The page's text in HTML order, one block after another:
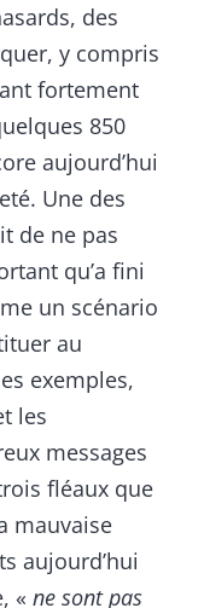
des
y compris
fortement
850
aujourd’hui
Une des
de ne pas
qu’a fini
un scénario
au
exemples,
les
messages
fléaux que
mauvaise
aujourd’hui
« ne sont pas